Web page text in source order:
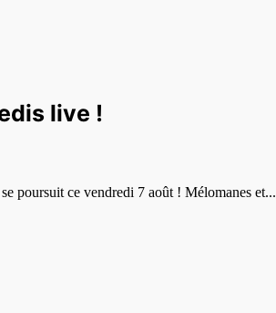
live !
poursuit ce vendredi 7 août ! Mélomanes et...